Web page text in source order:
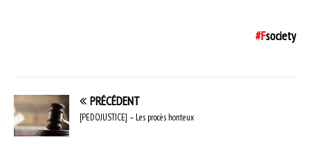
#Fsociety
PRÉCÉDENT
[PEDOJUSTICE] – Les procès honteux